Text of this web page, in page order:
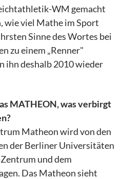
WM gemacht
wie viel Mathe im Sport
Sinne des Wortes bei
zu einem „Renner"
ihn deshalb 2010 wieder
MATHEON, was verbirgt
Matheon wird von den
der Berliner Universitäten
und dem
Das Matheon sieht